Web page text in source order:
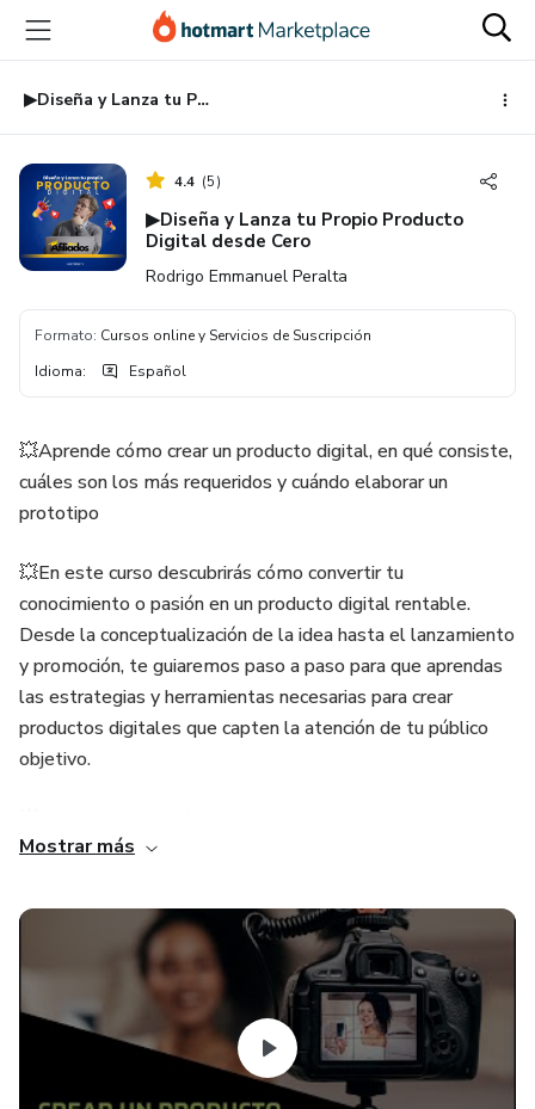
principal
página
de
página
▶Diseña y Lanza tu Propio Producto Digital desde Cero
4.4 (5)
▶Diseña y Lanza tu Propio Producto
Digital desde Cero
Rodrigo Emmanuel Peralta
Formato: Cursos online y Servicios de Suscripción
Idioma: Español
💥Aprende cómo crear un producto digital, en qué consiste,
cuáles son los más requeridos y cuándo elaborar un
prototipo
💥En este curso descubrirás cómo convertir tu
conocimiento o pasión en un producto digital rentable.
Desde la conceptualización de la idea hasta el lanzamiento
y promoción, te guiaremos paso a paso para que aprendas
las estrategias y herramientas necesarias para crear
productos digitales que capten la atención de tu público
objetivo.
ingresos y una hoja de ruta clara para escalar tu negocio
Mostrar más